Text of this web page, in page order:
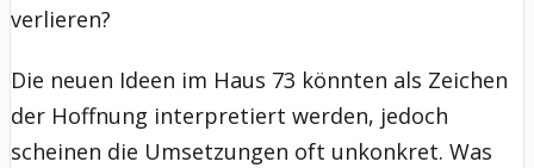
verlieren?
Die neuen Ideen im Haus 73 könnten als Zeichen
der Hoffnung interpretiert werden, jedoch
scheinen die Umsetzungen oft unkonkret. Was